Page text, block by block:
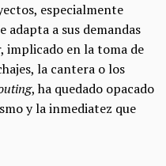
especialmente
adapta a sus demandas
implicado en la toma de
la cantera o los
, ha quedado opacado
y la inmediatez que